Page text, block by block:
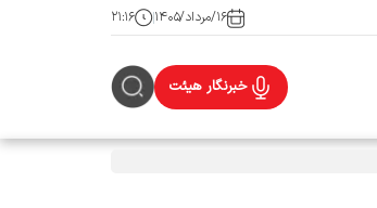
۱۶/مرداد/۱۴۰۵ ۲۱:۱۶
خبرنگار هیئت